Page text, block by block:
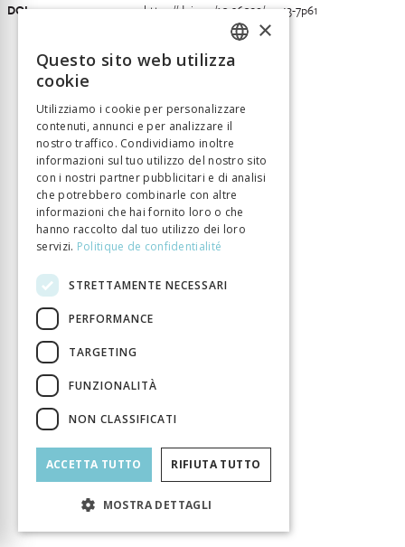
DOI
https://doi.org/10.26039/mc43-7p61
FRENCH
×
Questo sito web utilizza
cookie
Utilizziamo i cookie per personalizzare
contenuti, annunci e per analizzare il
nostro traffico. Condividiamo inoltre
informazioni sul tuo utilizzo del nostro sito
con i nostri partner pubblicitari e di analisi
che potrebbero combinarle con altre
informazioni che hai fornito loro o che
hanno raccolto dal tuo utilizzo dei loro
servizi. Politique de confidentialité
STRETTAMENTE NECESSARI
PERFORMANCE
TARGETING
FUNZIONALITÀ
NON CLASSIFICATI
ACCETTA TUTTO RIFIUTA TUTTO
MOSTRA DETTAGLI